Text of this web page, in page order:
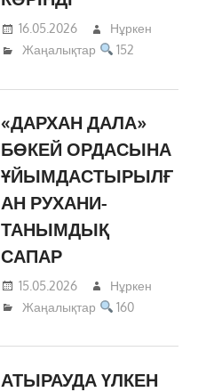
16.05.2026
Нұркен
Жаңалықтар
152
«ДАРХАН ДАЛА»
БӨКЕЙ ОРДАСЫНА
ҰЙЫМДАСТЫРЫЛҒ
АН РУХАНИ-
ТАНЫМДЫҚ
САПАР
15.05.2026
Нұркен
Жаңалықтар
160
АТЫРАУДА ҮЛКЕН